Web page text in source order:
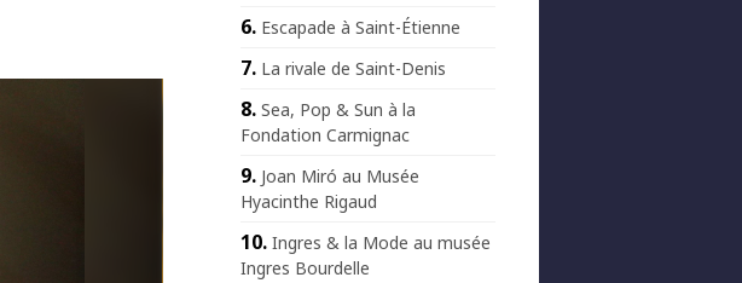
Escapade à Saint-Étienne
La rivale de Saint-Denis
Sea, Pop & Sun à la
Fondation Carmignac
Joan Miró au Musée
Hyacinthe Rigaud
Ingres & la Mode au musée
Ingres Bourdelle